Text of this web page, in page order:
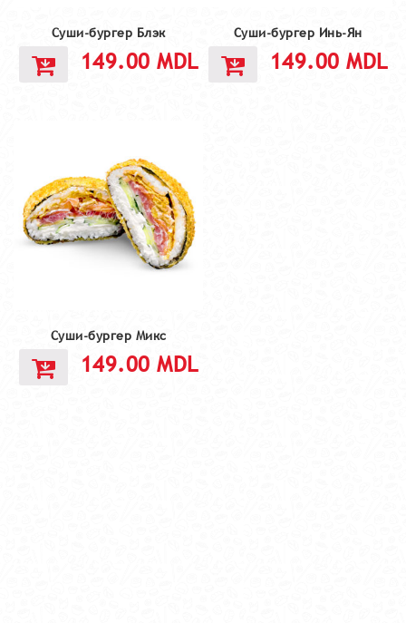
Cуши-бургер Блэк
149.00 MDL
Суши-бургер Инь-Ян
149.00 MDL
Cуши-бургер Микс
149.00 MDL